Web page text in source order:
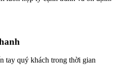
tay quý khách trong thời gian